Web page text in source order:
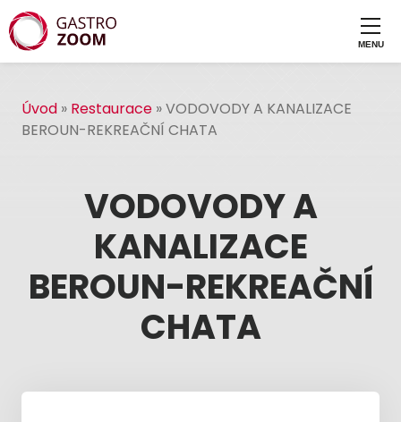
Úvod » Restaurace »VODOVODY A KANALIZACE
BEROUN-REKREAČNÍ CHATA
VODOVODY A
KANALIZACE
BEROUN-REKREAČNÍ
CHATA